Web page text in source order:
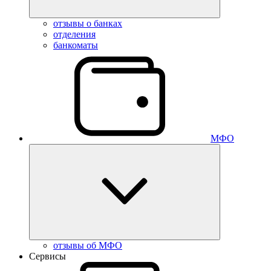
отзывы о банках
отделения
банкоматы
МФО
отзывы об МФО
Сервисы